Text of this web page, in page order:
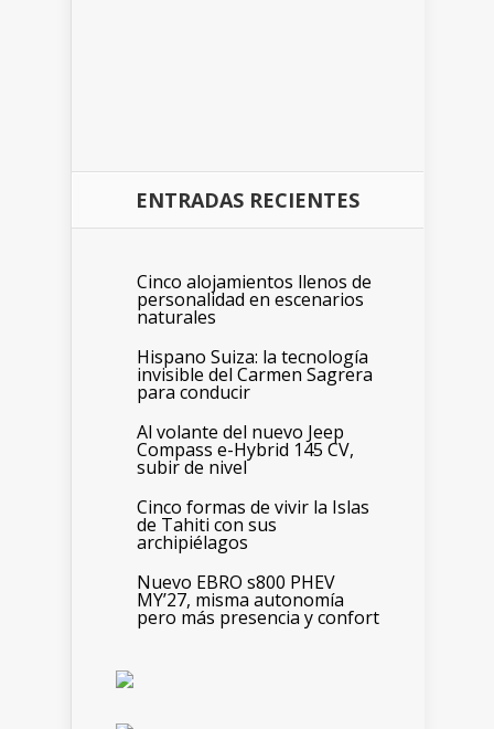
ENTRADAS RECIENTES
Cinco alojamientos llenos de
personalidad en escenarios
naturales
Hispano Suiza: la tecnología
invisible del Carmen Sagrera
para conducir
Al volante del nuevo Jeep
Compass e-Hybrid 145 CV,
subir de nivel
Cinco formas de vivir la Islas
de Tahiti con sus
archipiélagos
Nuevo EBRO s800 PHEV
MY’27, misma autonomía
pero más presencia y confort